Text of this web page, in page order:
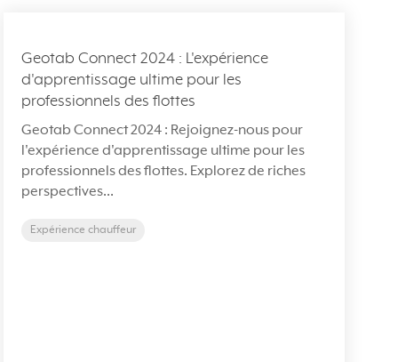
Geotab Connect 2024 : L'expérience
d'apprentissage ultime pour les
professionnels des flottes
Geotab Connect 2024 : Rejoignez-nous pour
l'expérience d'apprentissage ultime pour les
professionnels des flottes. Explorez de riches
perspectives...
Expérience chauffeur